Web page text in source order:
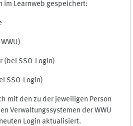
im Learnweb gespeichert:
(bei SSO-Login)
SSO-Login)
mit den zu der jeweiligen Person
Verwaltungssystemen der WWU
Login aktualisiert.